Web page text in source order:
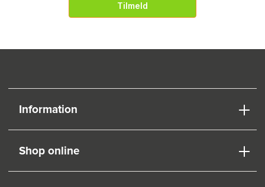
Tilmeld
Information
Shop online